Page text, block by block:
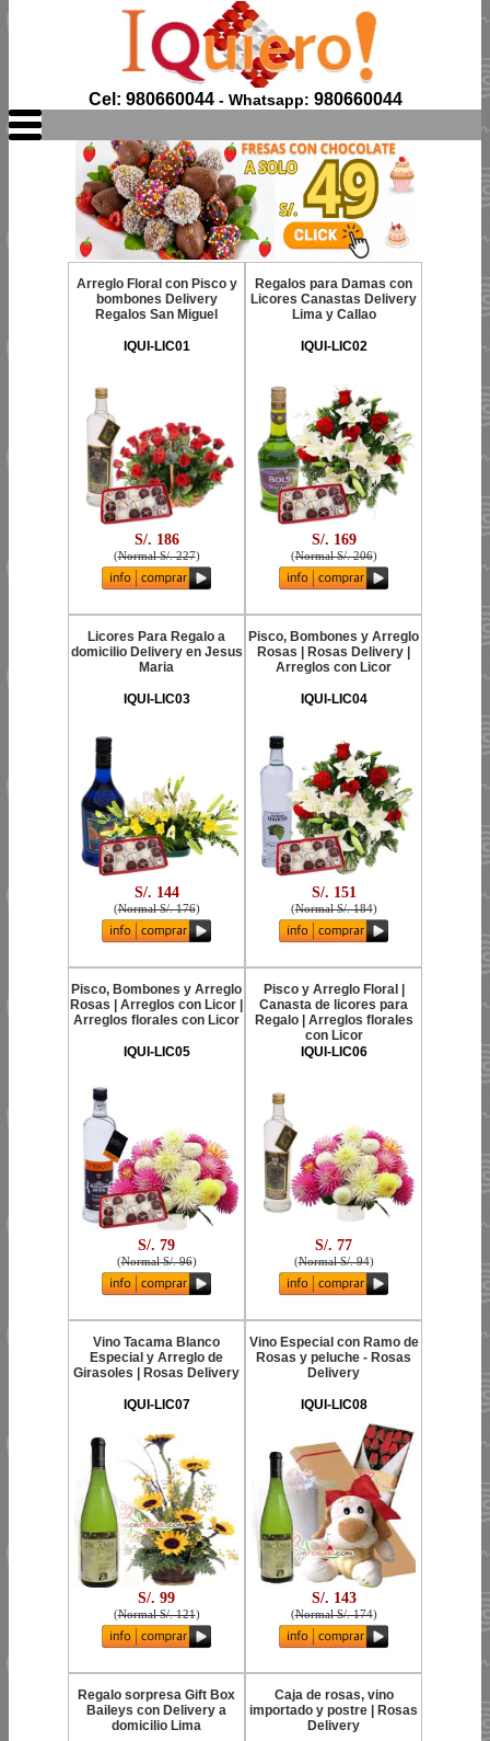
Cel: 980660044- Whatsapp: 980660044
Arreglo Floral con Pisco y
bombones Delivery
Regalos San Miguel
IQUI-LIC01
S/. 186
(Normal S/. 227)
Regalos para Damas con
Licores Canastas Delivery
Lima y Callao
IQUI-LIC02
S/. 169
(Normal S/. 206)
Licores Para Regalo a
domicilio Delivery en Jesus
Maria
IQUI-LIC03
S/. 144
(Normal S/. 176)
Pisco, Bombones y Arreglo
Rosas | Rosas Delivery |
Arreglos con Licor
IQUI-LIC04
S/. 151
(Normal S/. 184)
Pisco, Bombones y Arreglo
Rosas | Arreglos con Licor |
Arreglos florales con Licor
IQUI-LIC05
S/. 79
(Normal S/. 96)
Pisco y Arreglo Floral |
Canasta de licores para
Regalo | Arreglos florales
con Licor
IQUI-LIC06
S/. 77
(Normal S/. 94)
Vino Tacama Blanco
Especial y Arreglo de
Girasoles | Rosas Delivery
IQUI-LIC07
S/. 99
(Normal S/. 121)
Vino Especial con Ramo de
Rosas y peluche - Rosas
Delivery
IQUI-LIC08
S/. 143
(Normal S/. 174)
Regalo sorpresa Gift Box
Baileys con Delivery a
domicilio Lima
Caja de rosas, vino
importado y postre | Rosas
Delivery